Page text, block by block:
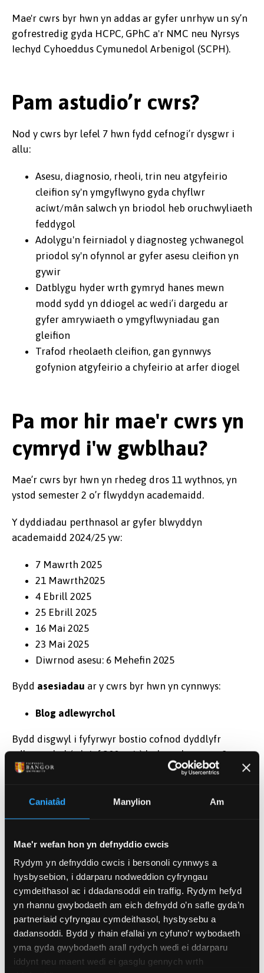
Caniatâd Manylion Am
Mae'r wefan hon yn defnyddio cwcis
Rydym yn defnyddio cwcis i bersonoli cynnwys a
hysbysebion, i ddarparu nodweddion cyfryngau
cymdeithasol ac i ddadansoddi ein traffig. Rydym hefyd
yn rhannu gwybodaeth am eich defnydd o’n safle gyda’n
partneriaid cyfryngau cymdeithasol, hysbysebu a
dadansoddi. Bydd y rhain efallai yn cyfuno’r wybodaeth
yma gyda gwybodaeth arall rydych wedi ei ddarparu
iddynt neu maent wedi ei gasglu gennych wrth
Mae'r cwrs byr hwn yn addas ar gyfer unrhyw un sy’n
gofrestredig gyda HCPC, GPhC a'r NMC neu Nyrsys
Iechyd Cyhoeddus Cymunedol Arbenigol (SCPH).
Pam astudio’r cwrs?
Nod y cwrs byr lefel 7 hwn fydd cefnogi’r dysgwr i
allu:
Asesu, diagnosio, rheoli, trin neu atgyfeirio
cleifion sy'n ymgyflwyno gyda chyflwr
acíwt/mân salwch yn briodol heb oruchwyliaeth
feddygol
Adolygu'n feirniadol y diagnosteg ychwanegol
priodol sy'n ofynnol ar gyfer asesu cleifion yn
gywir
Datblygu hyder wrth gymryd hanes mewn
modd sydd yn ddiogel ac wedi’i dargedu ar
gyfer amrywiaeth o ymgyflwyniadau gan
gleifion
Trafod rheolaeth cleifion, gan gynnwys
gofynion atgyfeirio a chyfeirio at arfer diogel
Pa mor hir mae'r cwrs yn
cymryd i'w gwblhau?
Mae’r cwrs byr hwn yn rhedeg dros 11 wythnos, yn
ystod semester 2 o’r flwyddyn academaidd.
Y dyddiadau perthnasol ar gyfer blwyddyn
academaidd 2024/25 yw:
7 Mawrth 2025
21 Mawrth2025
4 Ebrill 2025
25 Ebrill 2025
16 Mai 2025
23 Mai 2025
Diwrnod asesu: 6 Mehefin 2025
Bydd asesiadau ar y cwrs byr hwn yn cynnwys:
Blog adlewyrchol
Bydd disgwyl i fyfyrwyr bostio cofnod dyddlyfr
adlewyrchol (o leiaf 300 gair) bob wythnos am 8
wythnos. Bydd angen trafod unrhyw gyfarfyddiadau
clinigol neu'n ymwneud ag unrhyw fân
anhwylderau/salwch a gwmpesir yn y modiwl neu a
Dogfen Asesu Ymarfer(Cymwyseddau Clinigol)
I'w gyflawni mewn ymarfer clinigol gyda'ch mentor.
Archwiliad Clinigol Strwythuredig Amcan
Clinigol (OSCE)
Tri OSCE yn y Brifysgol i gynnwys: